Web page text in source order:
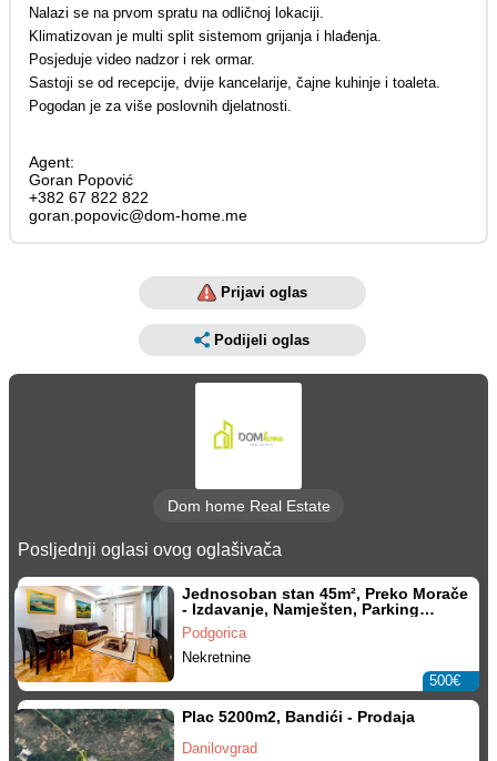
Nalazi se na prvom spratu na odličnoj lokaciji.
Klimatizovan je multi split sistemom grijanja i hlađenja.
Posjeduje video nadzor i rek ormar.
Sastoji se od recepcije, dvije kancelarije, čajne kuhinje i toaleta.
Pogodan je za više poslovnih djelatnosti.
Agent:
Goran Popović
+382 67 822 822
goran.popovic@dom-home.me
Prijavi oglas
Podijeli oglas
Dom home Real Estate
Posljednji oglasi ovog oglašivača
Jednosoban stan 45m², Preko Morače
- Izdavanje, Namješten, Parking
mjesto
Podgorica
Nekretnine
500€
Plac 5200m2, Bandići - Prodaja
Danilovgrad